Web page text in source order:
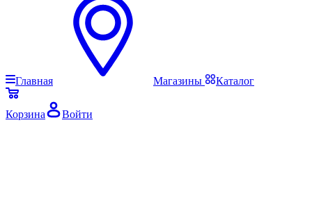
Главная Магазины Каталог
Корзина Войти